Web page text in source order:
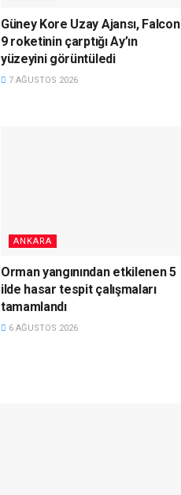
Güney Kore Uzay Ajansı, Falcon
9 roketinin çarptığı Ay’ın
yüzeyini görüntüledi
7 AĞUSTOS 2026
ANKARA
Orman yangınından etkilenen 5
ilde hasar tespit çalışmaları
tamamlandı
6 AĞUSTOS 2026